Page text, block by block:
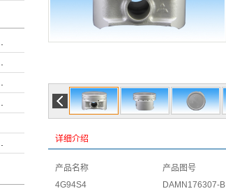
详细介绍
产品名称 产品图号
4G94S4
DAMN176307-B